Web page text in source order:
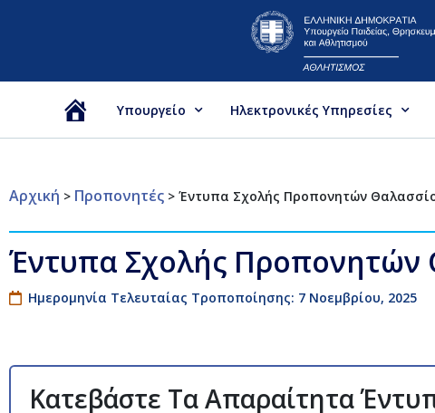
Αρχική
Υπουργείο Ηλεκτρονικές Υπηρεσίες
Αρχική > Προπονητές > Έντυπα Σχολής Προπονητών
Έντυπα Σχολής Προπονητών
Ημερομηνία Τελευταίας Τροποποίησης: 7 Νοεμβρίου, 2025